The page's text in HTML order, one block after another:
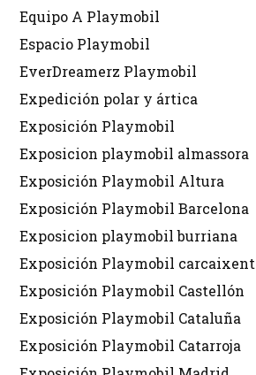
Equipo A Playmobil
Espacio Playmobil
EverDreamerz Playmobil
Expedición polar y ártica
Exposición Playmobil
Exposicion playmobil almassora
Exposición Playmobil Altura
Exposición Playmobil Barcelona
Exposicion playmobil burriana
Exposición Playmobil carcaixent
Exposición Playmobil Castellón
Exposición Playmobil Cataluña
Exposición Playmobil Catarroja